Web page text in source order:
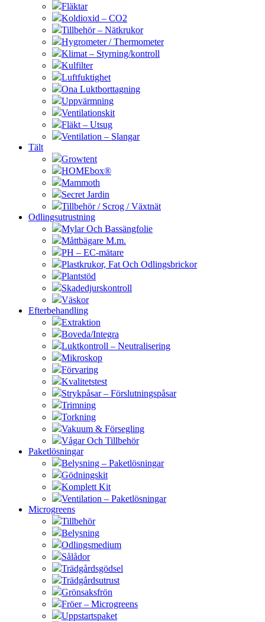
Fläktar
Koldioxid – CO2
Tillbehör – Nätkrukor
Hygrometer / Thermometer
Klimat – Styrning/kontroll
Kulfilter
Luftfuktighet
Ona Luktborttagning
Uppvärmning
Ventilationskit
Fläkt – Utsug
Ventilation – Slangar
Tält
Growtent
HOMEbox®
Mammoth
Secret Jardin
Tillbehör / Scrog / Växtnät
Odlingsutrustning
Mylar Och Bassängfolie
Måttbägare M.m.
PH – EC-mätare
Plastkrukor, Fat Och Odlingsbrickor
Plantstöd
Skadedjurskontroll
Väskor
Efterbehandling
Extraktion
Boveda/Integra
Luktkontroll – Neutralisering
Mikroskop
Förvaring
Kvalitetstest
Strykpåsar – Förslutningspåsar
Trimning
Torkning
Vakuum & Försegling
Vågar Och Tillbehör
Paketlösningar
Belysning – Paketlösningar
Gödningskit
Komplett Kit
Ventilation – Paketlösningar
Microgreens
Tillbehör
Belysning
Odlingsmedium
Sålådor
Trädgårdsgödsel
Trädgårdsutrust
Grönsaksfrön
Fröer – Microgreens
Uppstartspaket